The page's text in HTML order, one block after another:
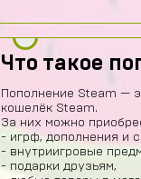
Что такое
Пополнение Steam —
кошелёк Steam.
За них можно
- игрф, дополнения и
- внутриигровые
- подарки друзьям,